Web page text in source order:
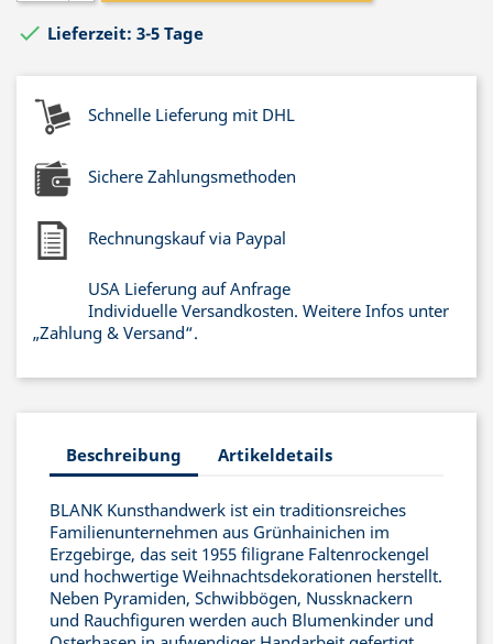
 Lieferzeit: 3-5 Tage
Schnelle Lieferung mit DHL
Sichere Zahlungsmethoden
Rechnungskauf via Paypal
USA Lieferung auf Anfrage
Individuelle Versandkosten. Weitere Infos unter
„Zahlung & Versand“.
Beschreibung Artikeldetails
BLANK Kunsthandwerk ist ein traditionsreiches
Familienunternehmen aus Grünhainichen im
Erzgebirge, das seit 1955 filigrane Faltenrockengel
und hochwertige Weihnachtsdekorationen herstellt.
Neben Pyramiden, Schwibbögen, Nussknackern
und Rauchfiguren werden auch Blumenkinder und